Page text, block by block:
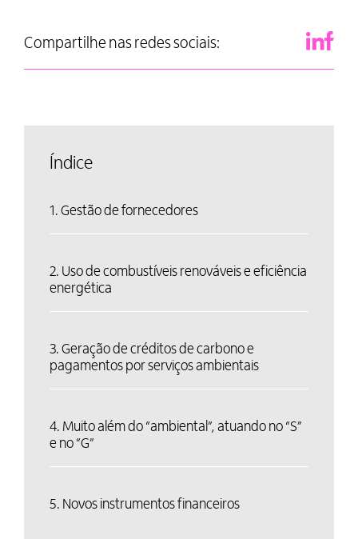
Compartilhe nas redes sociais:
Índice
1. Gestão de fornecedores
2. Uso de combustíveis renováveis e eficiência
energética
3. Geração de créditos de carbono e
pagamentos por serviços ambientais
4. Muito além do “ambiental”, atuando no “S”
e no “G”
5. Novos instrumentos financeiros